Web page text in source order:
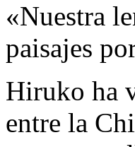
«Nuestra
paisajes
Hiruko ha
entre la